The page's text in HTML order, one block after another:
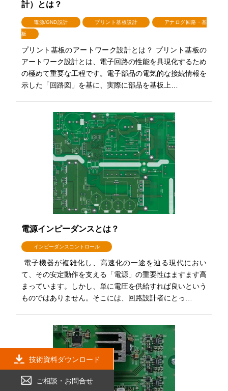
計）とは？
電源/GND設計 プリント基板設計 アナログ回路・基
板
プリント基板のアートワーク設計とは？ プリント基板の
アートワーク設計とは、電子回路の性能を具現化するため
の極めて重要な工程です。電子部品の電気的な接続情報を
示した「回路図」を基に、実際に部品を基板上…
電源インピーダンスとは？
インピーダンスコントロール
電子機器が複雑化し、高速化の一途を辿る現代におい
て、その安定動作を支える「電源」の重要性はますます高
まっています。しかし、単に電圧を供給すれば良いという
ものではありません。そこには、回路設計者にとっ…
技術資料ダウンロード
ご相談・お問合せ